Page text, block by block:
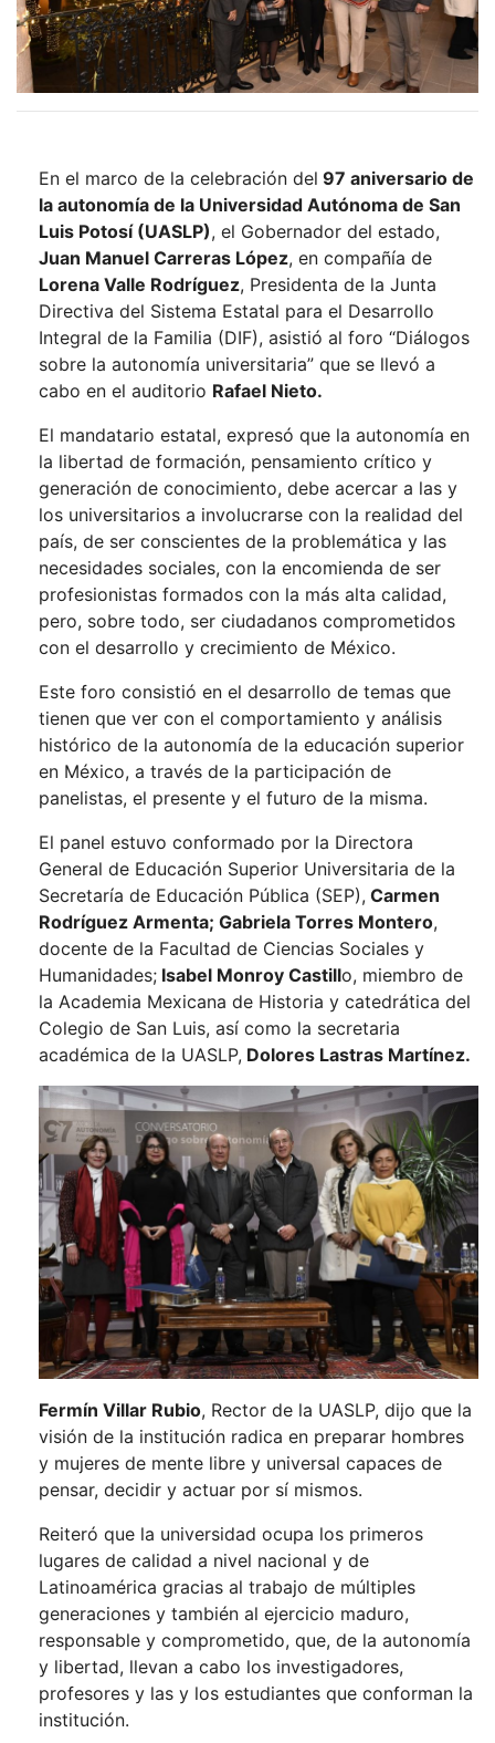
En el marco de la celebración del 97 aniversario de
la autonomía de la Universidad Autónoma de San
Luis Potosí (UASLP), el Gobernador del estado,
Juan Manuel Carreras López, en compañía de
Lorena Valle Rodríguez, Presidenta de la Junta
Directiva del Sistema Estatal para el Desarrollo
Integral de la Familia (DIF), asistió al foro “Diálogos
sobre la autonomía universitaria” que se llevó a
cabo en el auditorio Rafael Nieto.
El mandatario estatal, expresó que la autonomía en
la libertad de formación, pensamiento crítico y
generación de conocimiento, debe acercar a las y
los universitarios a involucrarse con la realidad del
país, de ser conscientes de la problemática y las
necesidades sociales, con la encomienda de ser
profesionistas formados con la más alta calidad,
pero, sobre todo, ser ciudadanos comprometidos
con el desarrollo y crecimiento de México.
Este foro consistió en el desarrollo de temas que
tienen que ver con el comportamiento y análisis
histórico de la autonomía de la educación superior
en México, a través de la participación de
panelistas, el presente y el futuro de la misma.
El panel estuvo conformado por la Directora
General de Educación Superior Universitaria de la
Secretaría de Educación Pública (SEP), Carmen
Rodríguez Armenta; Gabriela Torres Montero,
docente de la Facultad de Ciencias Sociales y
Humanidades; Isabel Monroy Castillo, miembro de
la Academia Mexicana de Historia y catedrática del
Colegio de San Luis, así como la secretaria
académica de la UASLP, Dolores Lastras Martínez.
Fermín Villar Rubio, Rector de la UASLP, dijo que la
visión de la institución radica en preparar hombres
y mujeres de mente libre y universal capaces de
pensar, decidir y actuar por sí mismos.
Reiteró que la universidad ocupa los primeros
lugares de calidad a nivel nacional y de
Latinoamérica gracias al trabajo de múltiples
generaciones y también al ejercicio maduro,
responsable y comprometido, que, de la autonomía
y libertad, llevan a cabo los investigadores,
profesores y las y los estudiantes que conforman la
institución.